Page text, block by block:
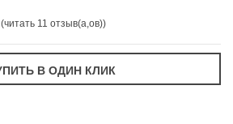
(читать 11 отзыв(а,ов))